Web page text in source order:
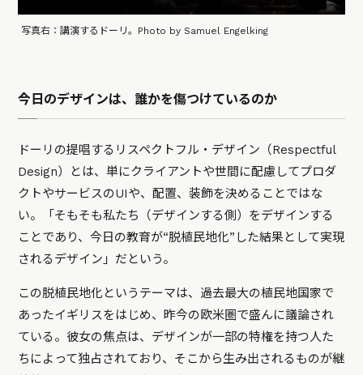
写真右：講演するドーリ。Photo by Samuel Engelking
今日のデザインは、誰かを傷つけているのか
ドーリの提唱するリスペクトフル・デザイン（Respectful
Design）とは、単にクライアントや世間に配慮してプロダ
クトやサービスのUIや、配置、装飾を決めることではな
い。「そもそも私たち（デザインする側）をデザインする
ことであり、今日の教育が“脱植民地化”した結果として実現
されるデザイン」だという。
この脱植民地化というテーマは、過去最大の植民地国家で
あったイギリスをはじめ、昨今の欧米圏で盛んに議論され
ている。彼女の焦点は、デザインが一部の特権を持つ人た
ちによって独占されており、そこから生み出されるものが継